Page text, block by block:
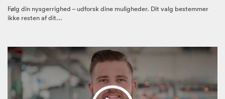
Følg din nysgerrighed – udforsk dine muligheder. Dit valg bestemmer
ikke resten af dit...